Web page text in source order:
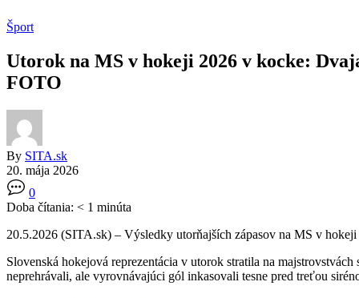
Šport
Utorok na MS v hokeji 2026 v kocke:
FOTO
By SITA.sk
20. mája 2026
0
Doba čítania: < 1 minúta
20.5.2026 (SITA.sk) – Výsledky utorňajších zápasov na MS v hokeji
Slovenská hokejová reprezentácia v utorok stratila na
neprehrávali, ale vyrovnávajúci gól inkasovali tesne pred treťou